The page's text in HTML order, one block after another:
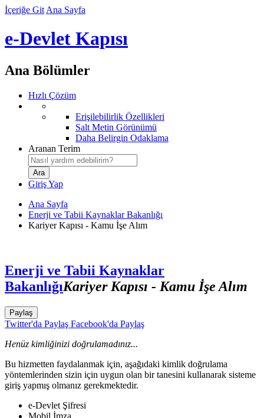
İçeriğe Git Ana Sayfa
e-Devlet Kapısı
Ana Bölümler
Hızlı Çözüm
Erişilebilirlik Özellikleri
Salt Metin Görünümü
Daha Belirgin Odaklama
Aranan Terim
Giriş Yap
Ana Sayfa
Enerji ve Tabii Kaynaklar Bakanlığı
Kariyer Kapısı - Kamu İşe Alım
Enerji ve Tabii Kaynaklar
BakanlığıKariyer Kapısı - Kamu İşe Alım
Paylaş
Twitter'da Paylaş Facebook'da Paylaş
Henüz kimliğinizi doğrulamadınız...
Bu hizmetten faydalanmak için, aşağıdaki kimlik doğrulama
yöntemlerinden sizin için uygun olan bir tanesini kullanarak sisteme
giriş yapmış olmanız gerekmektedir.
e-Devlet Şifresi
Mobil İmza